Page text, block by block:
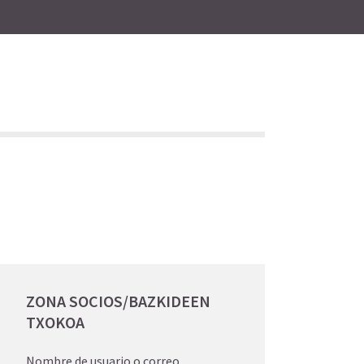
ZONA SOCIOS/BAZKIDEEN
TXOKOA
Nombre de usuario o correo